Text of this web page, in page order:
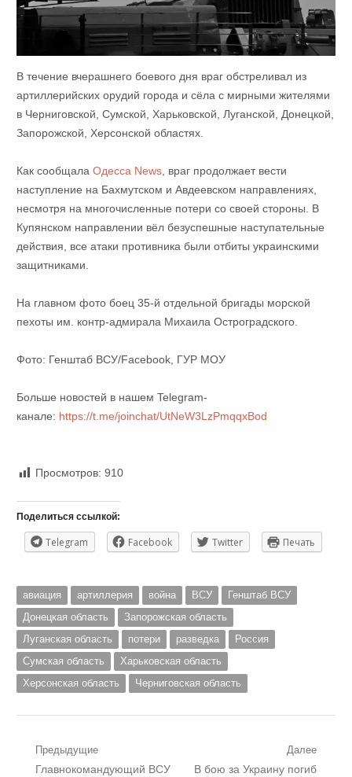
В течение вчерашнего боевого дня враг обстреливал из
артиллерийских орудий города и сёла с мирными жителями
в Черниговской, Сумской, Харьковской, Луганской, Донецкой,
Запорожской, Херсонской областях.
Как сообщала Одесса News, враг продолжает вести
наступление на Бахмутском и Авдеевском направлениях,
несмотря на многочисленные потери со своей стороны. В
Купянском направлении вёл безуспешные наступательные
действия, все атаки противника были отбиты украинскими
защитниками.
На главном фото боец 35-й отдельной бригады морской
пехоты им. контр-адмирала Михаила Остроградского.
Фото: Генштаб ВСУ/Facebook, ГУР МОУ
Больше новостей в нашем Telegram-
канале: https://t.me/joinchat/UtNeW3LzPmqqxBod
Просмотров: 910
Поделиться ссылкой:
Telegram Facebook Twitter Печать
авиация артиллерия война ВСУ
Генштаб ВСУ
Донецкая область
Запорожская область
Луганская область
потери разведка
Россия
Сумская область
Харьковская область
Херсонская область
Черниговская область
Навигация
Предыдущие
Предыдущий
Главнокомандующий ВСУ
Далее
Следующий
В бою за Украину погиб